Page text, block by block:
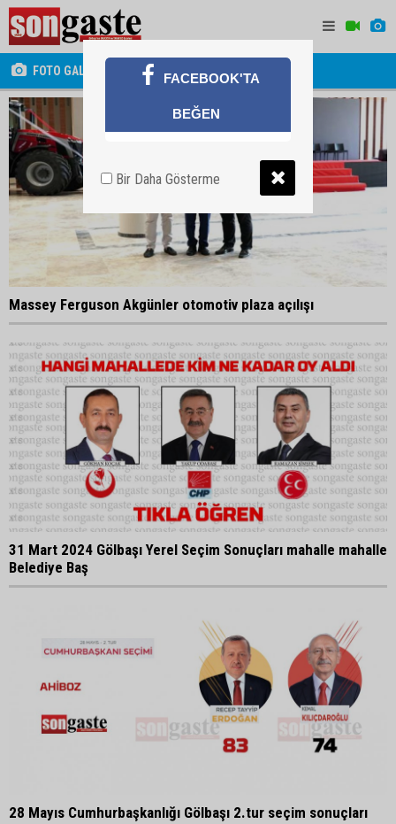
FOTO GALERİ
Massey Ferguson Akgünler otomotiv plaza açılışı
31 Mart 2024 Gölbaşı Yerel Seçim Sonuçları mahalle mahalle
Belediye Baş
28 Mayıs Cumhurbaşkanlığı Gölbaşı 2.tur seçim sonuçları
FACEBOOK'TA
BEĞEN
Bir Daha Gösterme